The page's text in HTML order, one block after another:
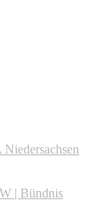
| Bündnis